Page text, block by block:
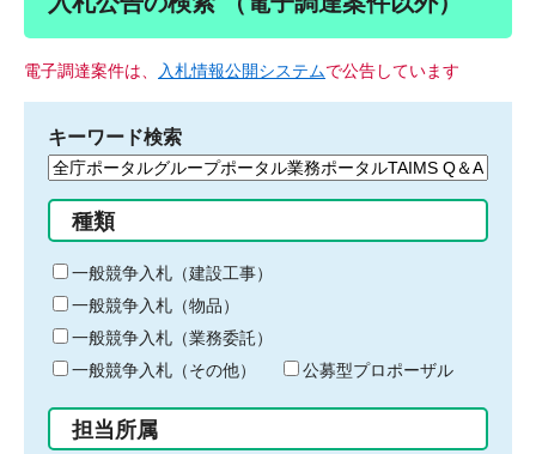
電子調達案件は、 入札情報公開システムで公告しています
キーワード検索
検
る
キ
ー
ワ
ー
ド
入
力
種類
一般競争入札（建設工事）
一般競争入札（物品）
一般競争入札（業務委託）
一般競争入札（その他）
公募型プロポーザル
担当所属